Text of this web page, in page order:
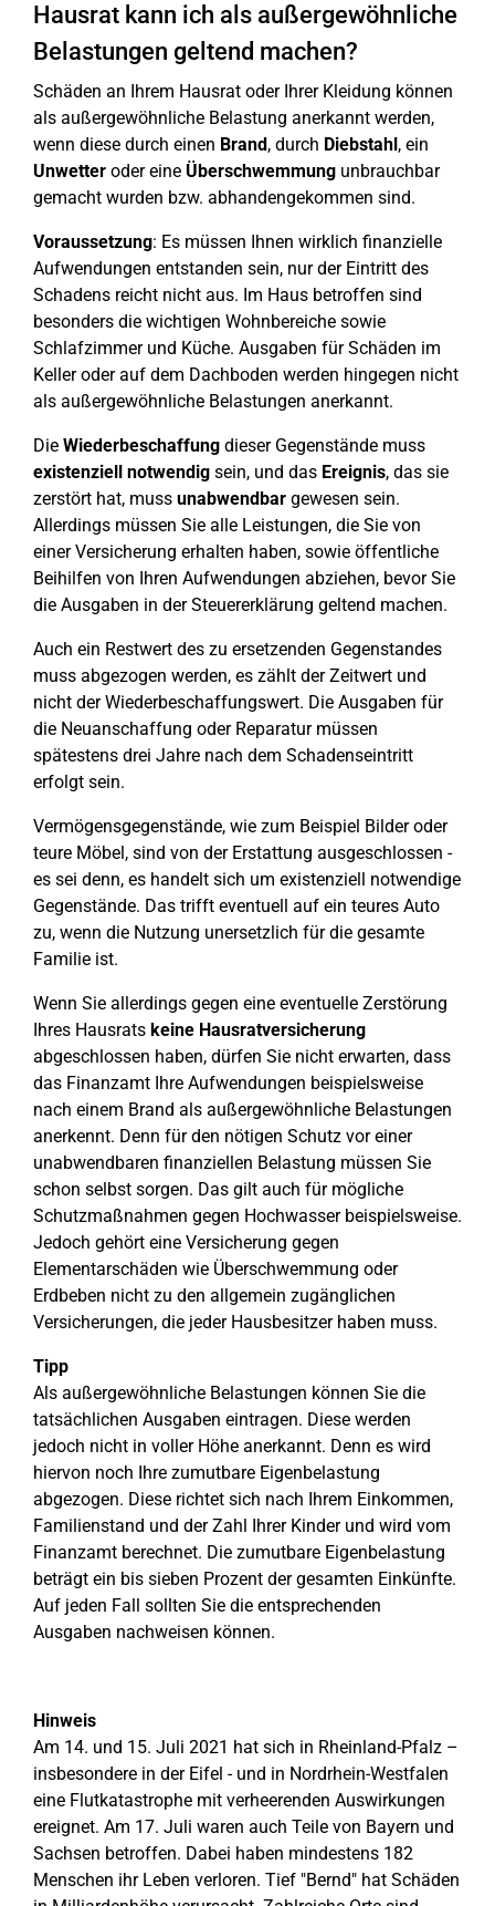
Hausrat kann ich als außergewöhnliche
Belastungen geltend machen?
Schäden an Ihrem Hausrat oder Ihrer Kleidung können
als außergewöhnliche Belastung anerkannt werden,
wenn diese durch einen Brand, durch Diebstahl, ein
Unwetter oder eine Überschwemmung unbrauchbar
gemacht wurden bzw. abhandengekommen sind.
Voraussetzung: Es müssen Ihnen wirklich finanzielle
Aufwendungen entstanden sein, nur der Eintritt des
Schadens reicht nicht aus. Im Haus betroffen sind
besonders die wichtigen Wohnbereiche sowie
Schlafzimmer und Küche. Ausgaben für Schäden im
Keller oder auf dem Dachboden werden hingegen nicht
als außergewöhnliche Belastungen anerkannt.
Die Wiederbeschaffung dieser Gegenstände muss
existenziell notwendig sein, und das Ereignis, das sie
zerstört hat, muss unabwendbar gewesen sein.
Allerdings müssen Sie alle Leistungen, die Sie von
einer Versicherung erhalten haben, sowie öffentliche
Beihilfen von Ihren Aufwendungen abziehen, bevor Sie
die Ausgaben in der Steuererklärung geltend machen.
Auch ein Restwert des zu ersetzenden Gegenstandes
muss abgezogen werden, es zählt der Zeitwert und
nicht der Wiederbeschaffungswert. Die Ausgaben für
die Neuanschaffung oder Reparatur müssen
spätestens drei Jahre nach dem Schadenseintritt
erfolgt sein.
Vermögensgegenstände, wie zum Beispiel Bilder oder
teure Möbel, sind von der Erstattung ausgeschlossen -
es sei denn, es handelt sich um existenziell notwendige
Gegenstände. Das trifft eventuell auf ein teures Auto
zu, wenn die Nutzung unersetzlich für die gesamte
Familie ist.
Wenn Sie allerdings gegen eine eventuelle Zerstörung
Ihres Hausrats keine Hausratversicherung
abgeschlossen haben, dürfen Sie nicht erwarten, dass
das Finanzamt Ihre Aufwendungen beispielsweise
nach einem Brand als außergewöhnliche Belastungen
anerkennt. Denn für den nötigen Schutz vor einer
unabwendbaren finanziellen Belastung müssen Sie
schon selbst sorgen. Das gilt auch für mögliche
Schutzmaßnahmen gegen Hochwasser beispielsweise.
Jedoch gehört eine Versicherung gegen
Elementarschäden wie Überschwemmung oder
Erdbeben nicht zu den allgemein zugänglichen
Versicherungen, die jeder Hausbesitzer haben muss.
Tipp
Als außergewöhnliche Belastungen können Sie die
tatsächlichen Ausgaben eintragen. Diese werden
jedoch nicht in voller Höhe anerkannt. Denn es wird
hiervon noch Ihre zumutbare Eigenbelastung
abgezogen. Diese richtet sich nach Ihrem Einkommen,
Familienstand und der Zahl Ihrer Kinder und wird vom
Finanzamt berechnet. Die zumutbare Eigenbelastung
beträgt ein bis sieben Prozent der gesamten Einkünfte.
Auf jeden Fall sollten Sie die entsprechenden
Ausgaben nachweisen können.
Hinweis
Am 14. und 15. Juli 2021 hat sich in Rheinland-Pfalz –
insbesondere in der Eifel - und in Nordrhein-Westfalen
eine Flutkatastrophe mit verheerenden Auswirkungen
ereignet. Am 17. Juli waren auch Teile von Bayern und
Sachsen betroffen. Dabei haben mindestens 182
Menschen ihr Leben verloren. Tief "Bernd" hat Schäden